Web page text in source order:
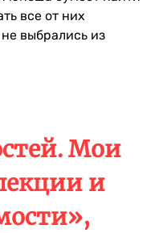
все от них
выбрались из
Мои
и